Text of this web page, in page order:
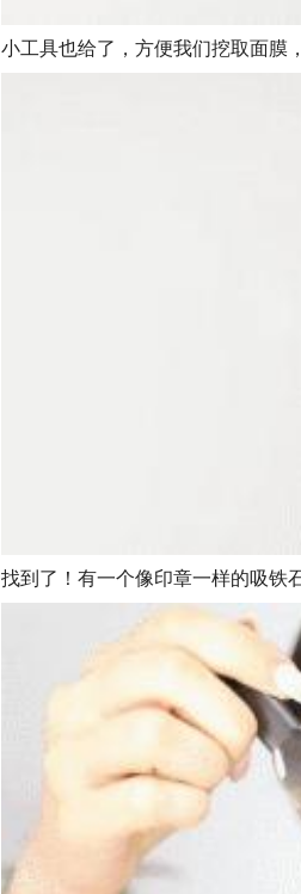
小工具也给了，方便我们挖取面膜
找到了！有一个像印章一样的吸铁